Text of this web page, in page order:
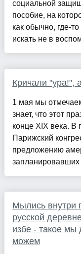
социальной
пособие, на
как обычно, где-
искать не в
Кричали "ура!",
1 мая мы
знает, что этот
конце XIX века. В
Парижский
предложению
запланировавших
Мылись внутри
русской
избе - такое мы
можем